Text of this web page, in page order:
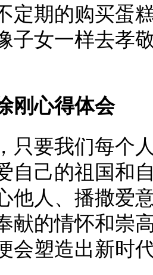
定期的购买蛋
子女一样去孝
刚心得体会
要我们每个人
自己的祖国和
他人、播撒爱
献的情怀和崇
会塑造出新时